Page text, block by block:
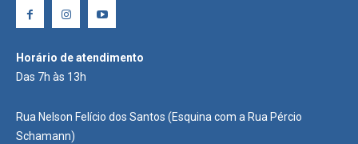
Horário de atendimento
Das 7h às 13h
Rua Nelson Felício dos Santos (Esquina com a Rua Pércio
Schamann)